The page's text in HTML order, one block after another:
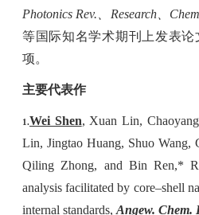
Photonics Rev.、 Research、
等国际知名学术期刊上发表论
项。
主要代表作
1.Wei Shen, Xuan Lin,
Lin, Jingtao Huang, Shuo Wang,
Qiling Zhong, and Bin Ren,*
analysis facilitated by core–shell
internal standards, Angew. Chem.